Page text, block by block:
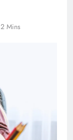
2 Mins